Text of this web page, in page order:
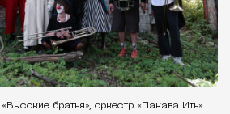
братья», оркестр «Пакава Ить»